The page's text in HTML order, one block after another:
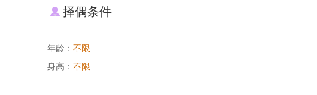
择偶条件
年龄： 不限
身高： 不限